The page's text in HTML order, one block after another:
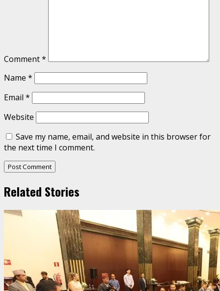
Comment*
Name *
Email *
Website
Save my name, email, and website in this browser for
the next time I comment.
Related Stories